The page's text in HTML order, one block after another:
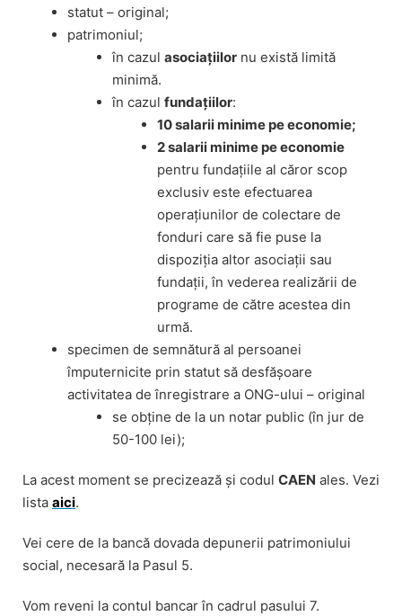
statut – original;
patrimoniul;
în cazul asociațiilor nu există limită
minimă.
în cazul fundațiilor:
10 salarii minime pe economie;
2 salarii minime pe economie
pentru fundațiile al căror scop
exclusiv este efectuarea
operaţiunilor de colectare de
fonduri care să fie puse la
dispoziţia altor asociaţii sau
fundaţii, în vederea realizării de
programe de către acestea din
urmă.
specimen de semnătură al persoanei
împuternicite prin statut să desfășoare
activitatea de înregistrare a ONG-ului – original
se obține de la un notar public (în jur de
50-100 lei);
La acest moment se precizează și codul CAEN ales. Vezi
lista aici.
Vei cere de la bancă dovada depunerii patrimoniului
social, necesară la Pasul 5.
Vom reveni la contul bancar în cadrul pasului 7.